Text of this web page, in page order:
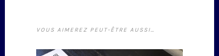
VOUS AIMEREZ PEUT-ÊTRE AUSSI…